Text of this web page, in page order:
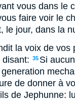
vous dans le
faire voir le
le jour, dans la
la voix de vos
35 Si
de donner à
de Jephunne: